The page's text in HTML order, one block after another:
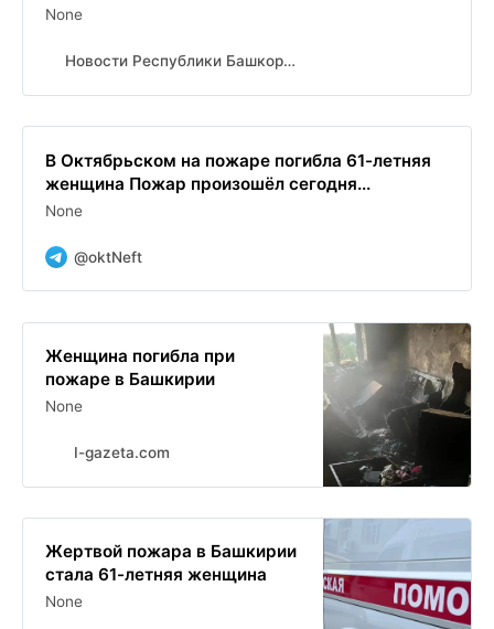
None
Новости Республики Башкортостан и Уфы ( БСТ )
В Октябрьском на пожаре погибла 61-летняя
женщина Пожар произошёл сегодня...
None
@oktNeft
Женщина погибла при
пожаре в Башкирии
None
I-gazeta.com
Жертвой пожара в Башкирии
стала 61-летняя женщина
None